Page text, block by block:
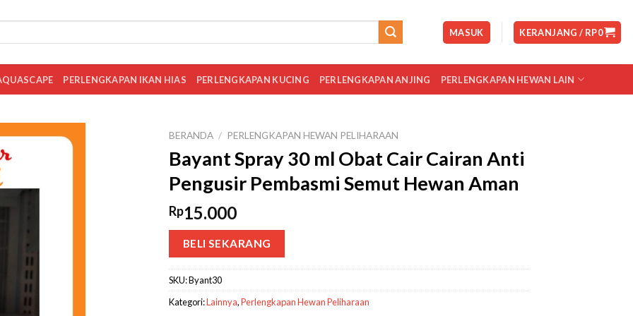
MASUK KERANJANG / RP0
PERLENGKAPAN IKAN HIAS PERLENGKAPAN KUCING PERLENGKAPAN ANJING PERLENGKAPAN HEWAN LAIN
BERANDA / PERLENGKAPAN HEWAN PELIHARAAN
Bayant Spray 30 ml Obat Cair Cairan Anti
Pengusir Pembasmi Semut Hewan Aman
Rp15.000
BELI SEKARANG
SKU:Byant30
Kategori:Lainnya,Perlengkapan Hewan Peliharaan